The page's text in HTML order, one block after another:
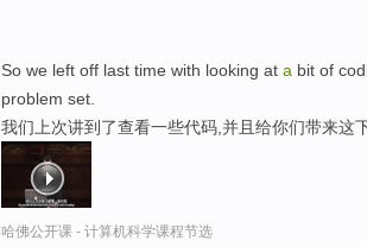
So we left off last time with looking at a bit of
problem set.
我们上次讲到了查看一些代码,并且给你们带来这
哈佛公开课 - 计算机科学课程节选